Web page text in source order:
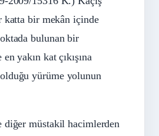
katta bir mekân içinde
bulunan bir
yakın kat çıkışına
yürüme yolunun
diğer müstakil hacimlerden